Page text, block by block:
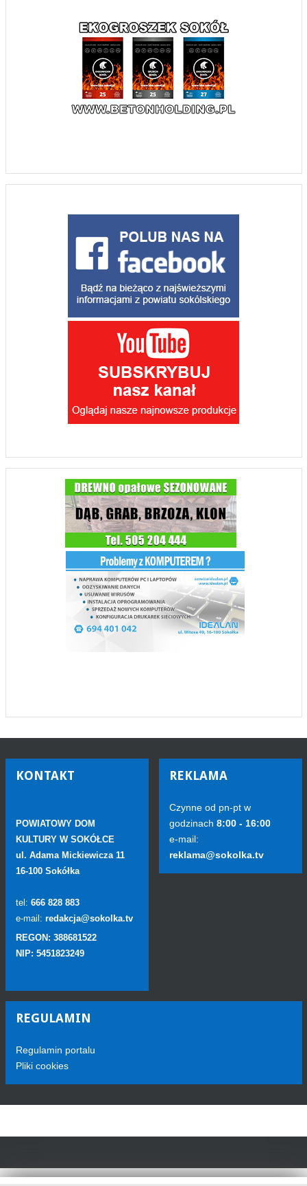
KONTAKT
POWIATOWY DOM
KULTURY W SOKÓŁCE
ul. Adama Mickiewicza 11
16-100 Sokółka
tel: 666 828 883
e-mail: redakcja@sokolka.tv
REGON: 388681522
NIP: 5451823249
REKLAMA
Czynne od pn-pt w
godzinach 8:00 - 16:00
e-mail:
reklama@sokolka.tv
REGULAMIN
Regulamin portalu
Pliki cookies